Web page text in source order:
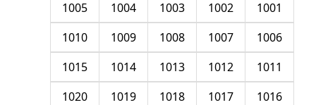
1001
1002
1003
1004
1005
1006
1007
1008
1009
1010
1011
1012
1013
1014
1015
1016
1017
1018
1019
1020